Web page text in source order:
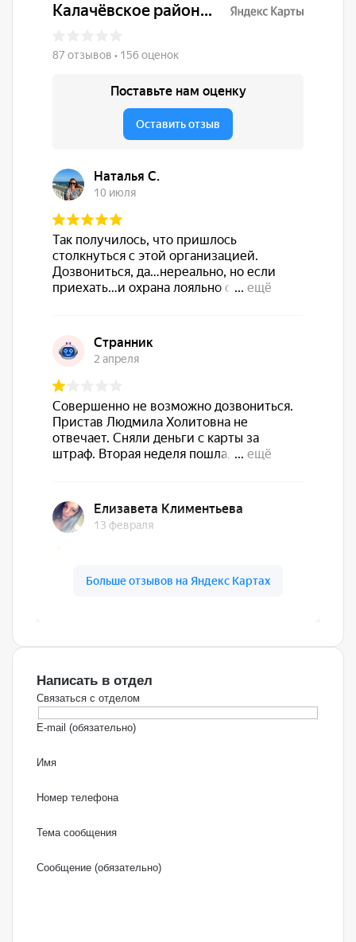
Написать в отдел
Связаться с отделом
E-mail (обязательно)
Имя
Номер телефона
Тема сообщения
Сообщение (обязательно)